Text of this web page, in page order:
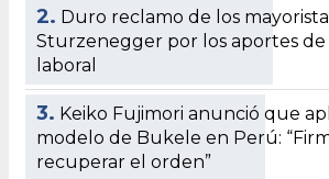
2. Duro reclamo de los
Sturzenegger por los aportes
laboral
3. Keiko Fujimori anunció que
modelo de Bukele en Perú:
recuperar el orden”